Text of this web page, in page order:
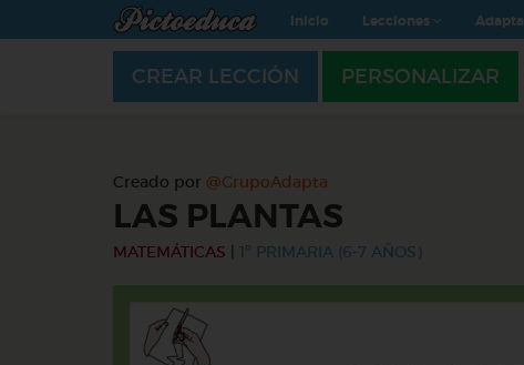
Inicio Lecciones Adapta
CREAR LECCIÓN PERSONALIZAR
Creado por @GrupoAdapta
LAS PLANTAS
MATEMÁTICAS 1º PRIMARIA (6-7 AÑOS)